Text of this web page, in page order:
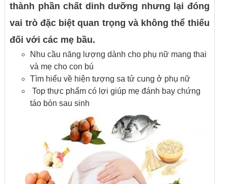
thành phần chất dinh dưỡng nhưng lại đóng
vai trò đặc biệt quan trọng và không thể thiếu
đối với các mẹ bầu.
Nhu cầu năng lượng dành cho phụ nữ mang thai
và mẹ cho con bú
Tìm hiểu về hiện tượng sa tử cung ở phụ nữ
Top thực phẩm có lợi giúp mẹ đánh bay chứng
táo bón sau sinh